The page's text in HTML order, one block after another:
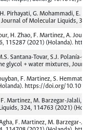
Pirhayati, G. Mohammadi, E.
Journal of Molecular Liquids, 329,
H. Zhao, F. Martinez, A.
115287 (2021) (Holanda). https://
Santana-Tovar, S.J. Polanía-
glycol + water mixtures, Journal of
F. Martinez, S. Hemmati, E.
https://doi.org/10.1016/
F. Martinez, M. Barzegar-Jalali, S.
324, 114763 (2021)
F. Martinez, M. Barzegar-